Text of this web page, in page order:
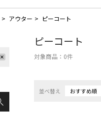
アウター ピーコート
ピーコート
対象商品： 0件
並べ替え おすすめ順